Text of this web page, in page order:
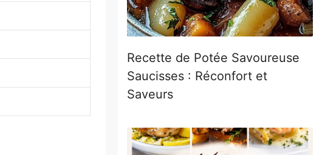
Recette de Potée Savoureuse
Saucisses : Réconfort et
Saveurs